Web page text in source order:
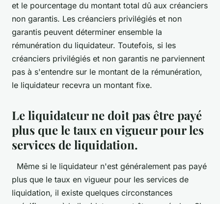
et le pourcentage du montant total dû aux créanciers
non garantis. Les créanciers privilégiés et non
garantis peuvent déterminer ensemble la
rémunération du liquidateur. Toutefois, si les
créanciers privilégiés et non garantis ne parviennent
pas à s'entendre sur le montant de la rémunération,
le liquidateur recevra un montant fixe.
Le liquidateur ne doit pas être payé
plus que le taux en vigueur pour les
services de liquidation.
Même si le liquidateur n'est généralement pas payé
plus que le taux en vigueur pour les services de
liquidation, il existe quelques circonstances